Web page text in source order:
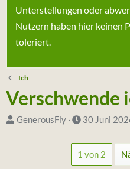
Unterstellungen oder
Nutzern haben hier keinen
toleriert.
Ich
Verschwende
S
GenerousFly
D
u
30 Juni
1 von 2